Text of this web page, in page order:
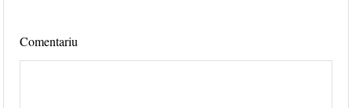
Comentariu